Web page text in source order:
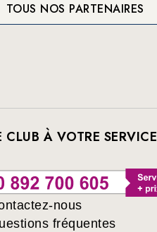
TOUS NOS PARTENAIRES
CLUB À VOTRE SERVICE
nous
fréquentes